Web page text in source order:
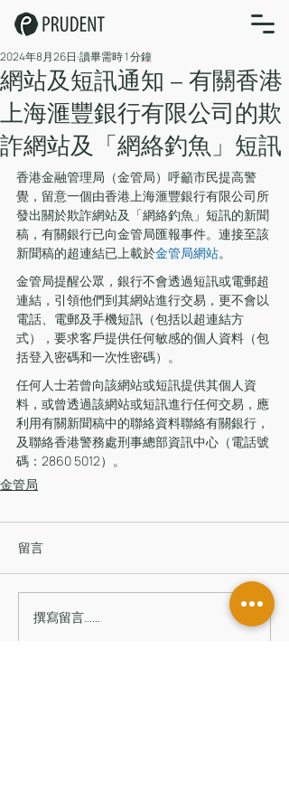
網站及短訊通知 – 有關香港
上海滙豐銀行有限公司的欺
詐網站及「網絡釣魚」短訊
2024年8月26日 讀畢需時 1 分鐘
香港金融管理局（金管局）呼籲市民提高警
覺，留意一個由香港上海滙豐銀行有限公司所
發出關於欺詐網站及「網絡釣魚」短訊的新聞
稿，有關銀行已向金管局匯報事件。連接至該
新聞稿的超連結已上載於金管局網站。
金管局提醒公眾，銀行不會透過短訊或電郵超
連結，引領他們到其網站進行交易，更不會以
電話、電郵及手機短訊（包括以超連結方
式），要求客戶提供任何敏感的個人資料（包
括登入密碼和一次性密碼）。
任何人士若曾向該網站或短訊提供其個人資
料，或曾透過該網站或短訊進行任何交易，應
利用有關新聞稿中的聯絡資料聯絡有關銀行，
及聯絡香港警務處刑事總部資訊中心（電話號
碼：2860 5012）。
金管局
留言
撰寫留言......